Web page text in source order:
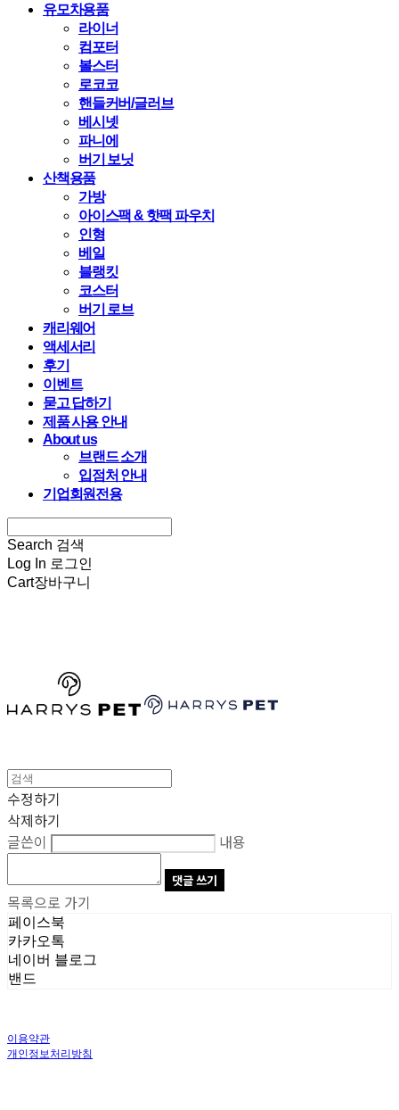
유모차용품
라이너
컴포터
볼스터
로코코
핸들커버/글러브
베시넷
파니에
버기 보닛
산책용품
가방
아이스팩 & 핫팩 파우치
인형
베일
블랭킷
코스터
버기 로브
캐리웨어
액세서리
후기
이벤트
묻고 답하기
제품 사용 안내
About us
브랜드 소개
입점처 안내
기업회원전용
Search 검색
Log In 로그인
Cart장바구니
수정하기
삭제하기
글쓴이
내용
댓글 쓰기
목록으로 가기
페이스북
카카오톡
네이버 블로그
밴드
이용약관
개인정보처리방침